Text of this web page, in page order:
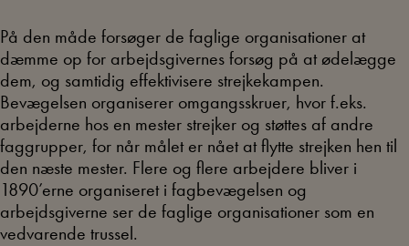
På den måde forsøger de faglige organisationer at
dæmme op for arbejdsgivernes forsøg på at ødelægge
dem, og samtidig effektivisere strejkekampen.
Bevægelsen organiserer omgangsskruer, hvor f.eks.
arbejderne hos en mester strejker og støttes af andre
faggrupper, for når målet er nået at flytte strejken hen til
den næste mester. Flere og flere arbejdere bliver i
1890’erne organiseret i fagbevægelsen og
arbejdsgiverne ser de faglige organisationer som en
vedvarende trussel.